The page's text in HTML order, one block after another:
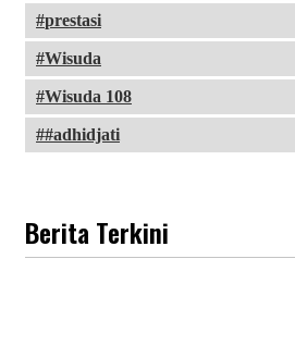
prestasi
Wisuda
Wisuda 108
#adhidjati
Berita Terkini